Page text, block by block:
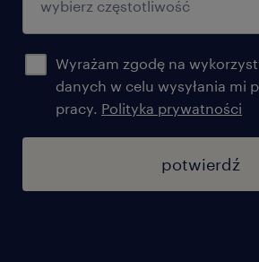
Wyrażam zgodę na
danych w celu wysyłania mi
pracy. Polityka prywatności
potwierdź